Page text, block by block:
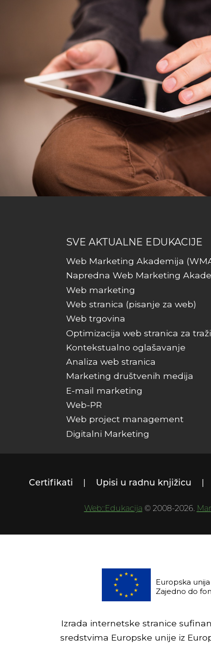
SVE AKTUALNE EDUKACIJE
Web Marketing Akademija
Napredna Web Marketing
Web marketing
Web stranica (pisanje za web)
Web trgovina
Optimizacija web stranica za
Kontekstualno oglašavanje
Analiza web stranica
Marketing društvenih medija
E-mail marketing
Web-PR
Web project management
Digitalni Marketing
Certifikati Upisi u radnu knjižicu
Web::Edukacija © 2008-2026.
Europska unija
Zajedno do
Izrada internetske stranice
sredstvima Europske unije iz